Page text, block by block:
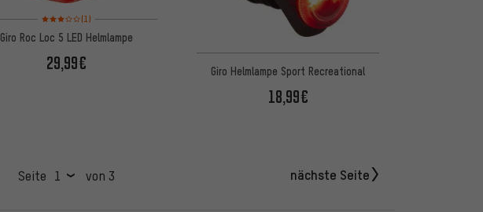
Bewertungen: 3 von 5 basierend auf 1 Bewertungen
(1)
Giro Roc Loc 5 LED Helmlampe
29,99€ Giro Helmlampe Sport Recreational
18,99€
Seite von 3 nächste Seite